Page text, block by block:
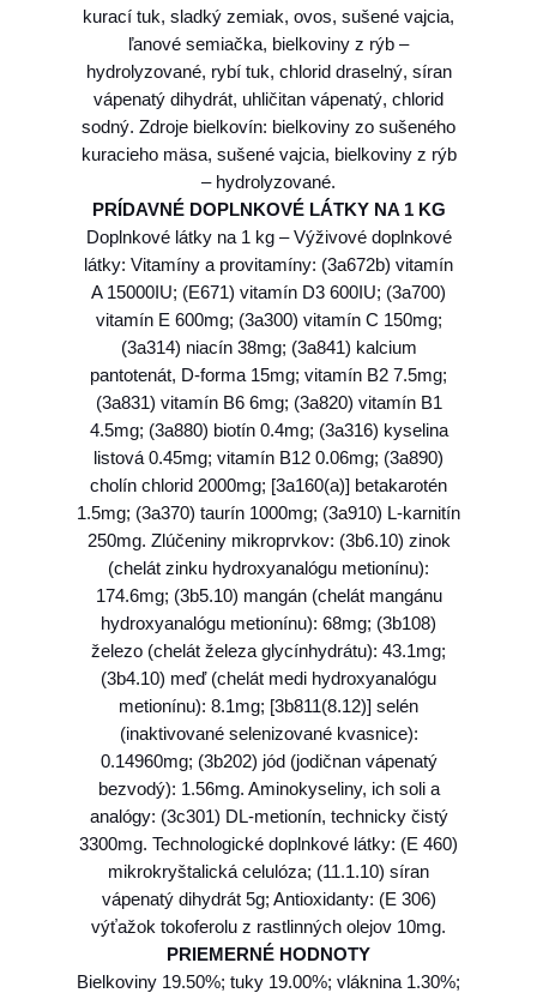
kurací tuk, sladký zemiak, ovos, sušené vajcia,
ľanové semiačka, bielkoviny z rýb –
hydrolyzované, rybí tuk, chlorid draselný, síran
vápenatý dihydrát, uhličitan vápenatý, chlorid
sodný. Zdroje bielkovín: bielkoviny zo sušeného
kuracieho mäsa, sušené vajcia, bielkoviny z rýb
– hydrolyzované.
PRÍDAVNÉ DOPLNKOVÉ LÁTKY NA 1 KG
Doplnkové látky na 1 kg – Výživové doplnkové
látky: Vitamíny a provitamíny: (3a672b) vitamín
A 15000IU; (E671) vitamín D3 600IU; (3a700)
vitamín E 600mg; (3a300) vitamín C 150mg;
(3a314) niacín 38mg; (3a841) kalcium
pantotenát, D-forma 15mg; vitamín B2 7.5mg;
(3a831) vitamín B6 6mg; (3a820) vitamín B1
4.5mg; (3a880) biotín 0.4mg; (3a316) kyselina
listová 0.45mg; vitamín B12 0.06mg; (3a890)
cholín chlorid 2000mg; [3a160(a)] betakarotén
1.5mg; (3a370) taurín 1000mg; (3a910) L-karnitín
250mg. Zlúčeniny mikroprvkov: (3b6.10) zinok
(chelát zinku hydroxyanalógu metionínu):
174.6mg; (3b5.10) mangán (chelát mangánu
hydroxyanalógu metionínu): 68mg; (3b108)
železo (chelát železa glycínhydrátu): 43.1mg;
(3b4.10) meď (chelát medi hydroxyanalógu
metionínu): 8.1mg; [3b811(8.12)] selén
(inaktivované selenizované kvasnice):
0.14960mg; (3b202) jód (jodičnan vápenatý
bezvodý): 1.56mg. Aminokyseliny, ich soli a
analógy: (3c301) DL-metionín, technicky čistý
3300mg. Technologické doplnkové látky: (E 460)
mikrokryštalická celulóza; (11.1.10) síran
vápenatý dihydrát 5g; Antioxidanty: (E 306)
výťažok tokoferolu z rastlinných olejov 10mg.
PRIEMERNÉ HODNOTY
Bielkoviny 19.50%; tuky 19.00%; vláknina 1.30%;